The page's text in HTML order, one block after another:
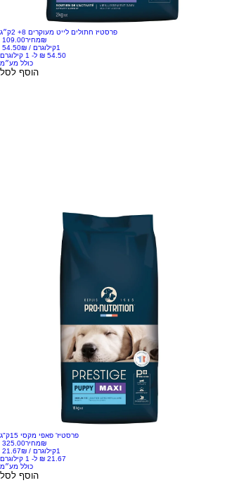
פרסטיז חתולים לייט מעוקרים 8+ 2ק״ג
מחיר‏109.00 ‏₪
‏54.50 ‏₪ /
1קילוגרם
כולל מע״מ
הוסף לסל
פרסטיז' פאפי מקסי 15ק"ג
מחיר‏325.00 ‏₪
‏21.67 ‏₪ /
1קילוגרם
כולל מע״מ
הוסף לסל